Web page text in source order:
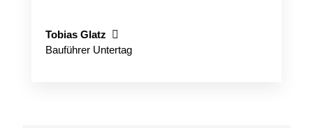
Tobias Glatz

Bauführer Untertag